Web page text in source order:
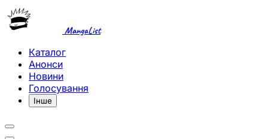
MangaList
Каталог
Анонси
Новини
Голосування
Інше